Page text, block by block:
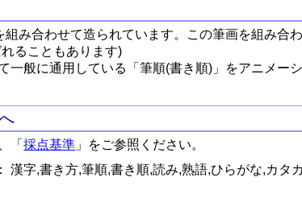
組み合わせて造られています。この筆画を組み合
ることもあります)
一般に通用している「筆順(書き順)」をアニメー
「採点基準 」をご参照ください。
漢字,書き方,筆順,書き順,読み,熟語,ひらがな,カタ